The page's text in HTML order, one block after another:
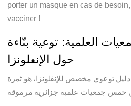
porter un masque en cas de
vacciner !
اﻟﻌﻠﻤﻴﺔ: ﺗﻮﻋﻴﺔ ﺑﻨّﺎءة
ﺣﻮل اﻹﻧﻔﻠﻮﻧﺰا
توعوي مخصص للإنفلونزا، هو ثمرة